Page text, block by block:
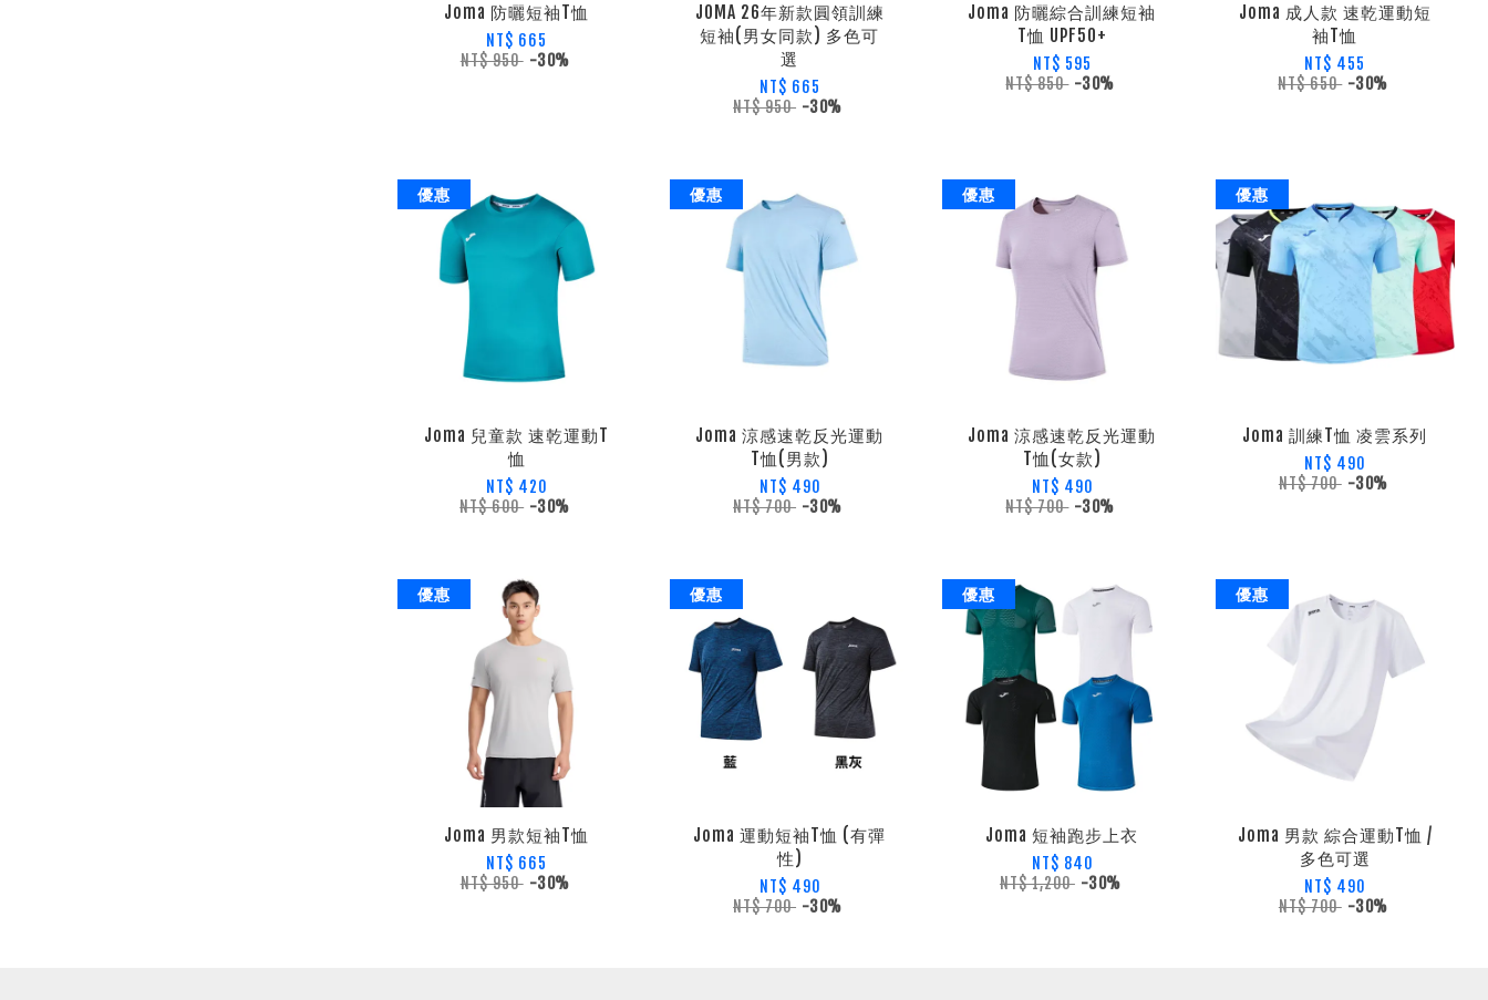
Joma 防曬短袖T恤
NT$ 665
NT$ 950 -30%
JOMA 26年新款圓領訓練
短袖(男女同款) 多色可
選
NT$ 665
NT$ 950 -30%
Joma 防曬綜合訓練短袖
T恤 UPF50+
NT$ 595
NT$ 850 -30%
Joma 成人款 速乾運動短
袖T恤
NT$ 455
NT$ 650 -30%
優惠
Joma 兒童款 速乾運動T
恤
NT$ 420
NT$ 600 -30%
優惠
Joma 涼感速乾反光運動
T恤(男款)
NT$ 490
NT$ 700 -30%
優惠
Joma 涼感速乾反光運動
T恤(女款)
NT$ 490
NT$ 700 -30%
優惠
Joma 訓練T恤 凌雲系列
NT$ 490
NT$ 700 -30%
優惠
Joma 男款短袖T恤
NT$ 665
NT$ 950 -30%
優惠
Joma 運動短袖T恤 (有彈
性)
NT$ 490
NT$ 700 -30%
優惠
Joma 短袖跑步上衣
NT$ 840
NT$ 1,200 -30%
優惠
Joma 男款 綜合運動T恤 /
多色可選
NT$ 490
NT$ 700 -30%